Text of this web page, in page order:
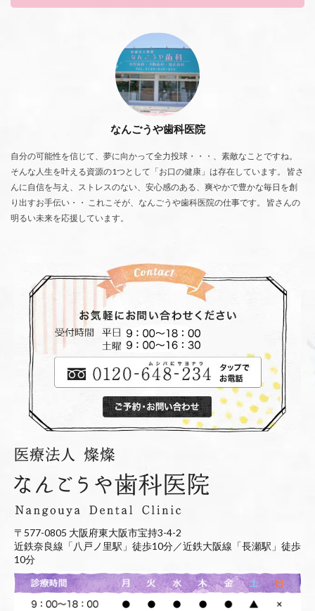
なんごうや歯科医院
自分の可能性を信じて、夢に向かって全力投球・・・、素敵なことですね。
そんな人生を叶える資源の1つとして「お口の健康」は存在しています。 皆さ
んに自信を与え、ストレスのない、安心感のある、爽やかで豊かな毎日を創
り出すお手伝い・・ これこそが、なんごうや歯科医院の仕事です。 皆さんの
明るい未来を応援しています。
〒577-0805 大阪府東大阪市宝持3-4-2
近鉄奈良線「八戸ノ里駅」徒歩10分／近鉄大阪線「長瀬駅」徒歩
10分